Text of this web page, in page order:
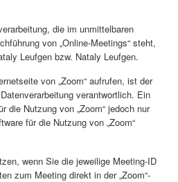
die im unmittelbaren
von „Online-Meetings“ steht,
Leufgen bzw. Nataly Leufgen.
von „Zoom“ aufrufen, ist der
verantwortlich. Ein
die Nutzung von „Zoom“ jedoch nur
für die Nutzung von „Zoom“
wenn Sie die jeweilige Meeting-ID
zum Meeting direkt in der „Zoom“-